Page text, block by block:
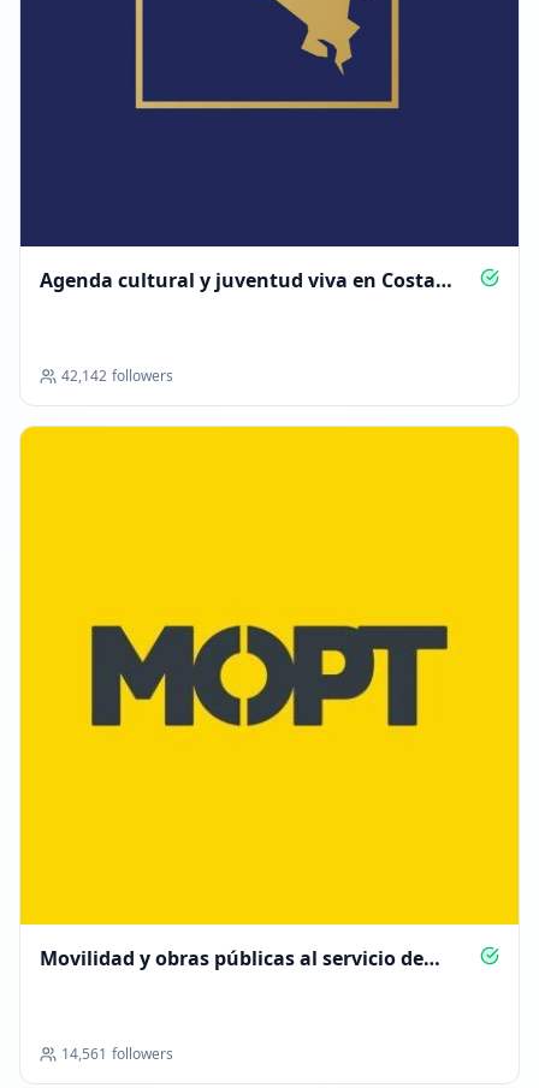
Agenda cultural y juventud viva en Costa
42,142 followers
Movilidad y obras públicas al servicio de
14,561 followers